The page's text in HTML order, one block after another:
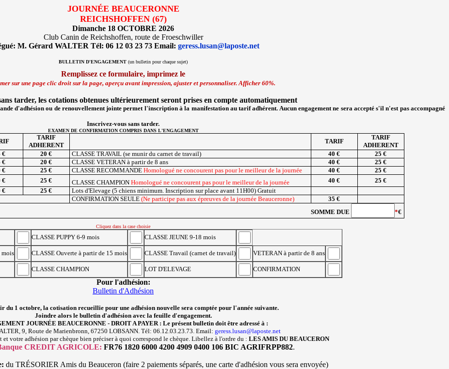
JOURNÉE BEAUCERONNE
REICHSHOFFEN (67)
Dimanche 18 OCTOBRE 2026
Club Canin de Reichshoffen, route de Froeschwiller
M. Gérard WALTER Tél: 06 12 03 23 73 Email: geress.lusan@laposte.net
BULLETIN D'ENGAGEMENT (un bulletin pour chaque sujet)
Remplissez ce formulaire, imprimez le
sur une page clic droit sur la page, aperçu avant impression, ajuster et personnaliser. Afficher 60%.
tarder, les cotations obtenues ultérieurement seront prises en compte automatiquement
d'adhésion ou de renouvellement jointe permet l'inscription à la manifestation au tarif adhérent. Aucun engagement ne sera accepté s'il n'est pas accompagné
Inscrivez-vous sans tarder.
EXAMEN DE CONFIRMATION COMPRIS DANS L'ENGAGEMENT
TARIF
TARIF
TARIF
ADHERENT
ADHERENT
€ 20 € CLASSE TRAVAIL (se munir du carnet de travail) 40 €
25 €
€ 20 € CLASSE VETERAN à partir de 8 ans 40 €
25 €
€ 25 € CLASSE RECOMMANDEHomologué ne concourent pas pour le meilleur de la journée 40 €
25 €
€ 25 € CLASSE CHAMPIONHomologué ne concourent pas pour le meilleur de la journée 40 €
25 €
€ 25 €
Lots d'Elevage (5 chiens minimum. Inscription sur place avant 11H00) Gratuit
CONFIRMATION SEULE(Ne participe pas aux épreuves de la journée Beauceronne)
35 €
SOMME DUE
*€
Cliquez dans la case choisie
CLASSE PUPPY 6-9 mois CLASSE JEUNE 9-18 mois
CLASSE Ouverte à partir de 15 mois CLASSE Travail (carnet de travail) VETERAN à partir de 8 ans
CLASSE CHAMPION LOT D'ELEVAGE CONFIRMATION
Pour l'adhésion:
Bulletin d'Adhésion
du 1 octobre, la cotisation recueillie pour une adhésion nouvelle sera comptée pour l'année suivante.
Joindre alors le bulletin d'adhésion avec la feuille d'engagement.
JOURNÉE BEAUCERONNE - DROIT A PAYER : Le présent bulletin doit être adressé à :
9, Route de Marienbronn, 67250 LOBSANN. Tél: 06.12.03.23.73. Email: geress.lusan@laposte.net
et votre adhésion par chèque bien préciser à quoi correspond le chèque. Libellez à l'ordre du : LES AMIS DU BEAUCERON
CREDIT AGRICOLE: FR76 1820 6000 4200 4909 0400 106 BIC AGRIFRPP882.
du TRÉSORIER Amis du Beauceron (faire 2 paiements séparés, une carte d'adhésion vous sera envoyée)